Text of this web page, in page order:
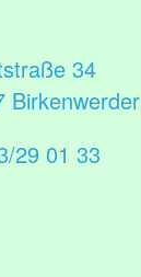
34
Birkenwerder
29 01 33